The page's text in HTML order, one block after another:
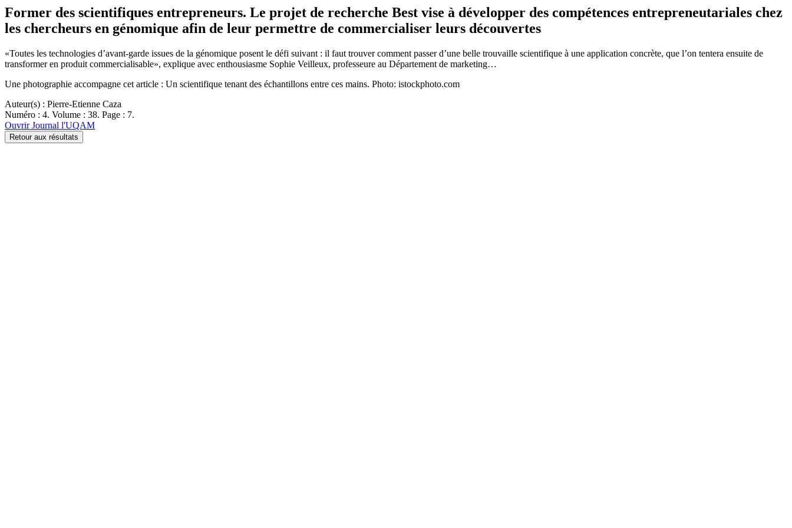
Former des scientifiques entrepreneurs. Le projet de recherche Best vise à développer des compétences entrepreneutariales chez
les chercheurs en génomique afin de leur permettre de commercialiser leurs découvertes
«Toutes les technologies d’avant-garde issues de la génomique posent le défi suivant : il faut trouver comment passer d’une belle trouvaille scientifique à une application concrète, que l’on tentera ensuite de
transformer en produit commercialisable», explique avec enthousiasme Sophie Veilleux, professeure au Département de marketing…
Une photographie accompagne cet article : Un scientifique tenant des échantillons entre ces mains. Photo: istockphoto.com
Auteur(s) : Pierre-Etienne Caza
Numéro : 4. Volume : 38. Page : 7.
Ouvrir Journal l'UQAM
Retour aux résultats